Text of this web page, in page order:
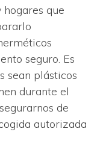
que
seguro. Es
sean plásticos
durante el
de
autorizada